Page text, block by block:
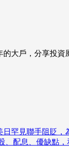
的大戶，分享投資
日罕見聯手阻貶，
、配息、優缺點，